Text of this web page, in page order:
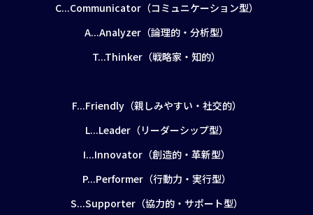
C...Communicator（コミュニケーション型）
A...Analyzer（論理的・分析型）
T...Thinker（戦略家・知的）
F...Friendly（親しみやすい・社交的）
L...Leader（リーダーシップ型）
I...Innovator（創造的・革新型）
P...Performer（行動力・実行型）
S...Supporter（協力的・サポート型）